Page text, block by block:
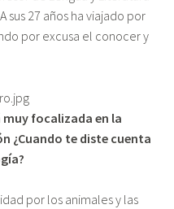
sus 27 años ha viajado por
por excusa el conocer y
muy focalizada en la
¿Cuando te diste cuenta
por los animales y las